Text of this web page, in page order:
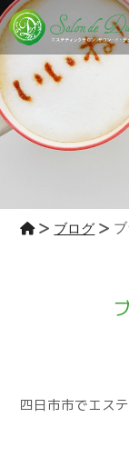
ブログ
四日市市でエス